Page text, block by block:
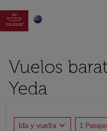

Vuelos
Yeda
Ida y vuelta expand_more 1